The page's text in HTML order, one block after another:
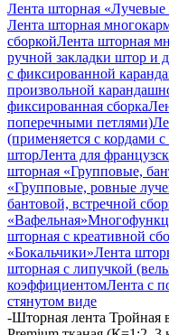
Лента шторная «Лучевые
Лента шторная
сборкойЛента шторная
ручной закладки штор и
с фиксированной
произвольной
фиксированная сборка
поперечными петлями)
(применяется с кордами
шторЛента для
шторная «Групповые,
«Групповые, ровные
бантовой, встречной
«Вафельная»
шторная с креативной
«Бокальчики»Лента
шторная с липучкой
коэффициентомЛента с
стянутом виде
-Шторная лента Тройная